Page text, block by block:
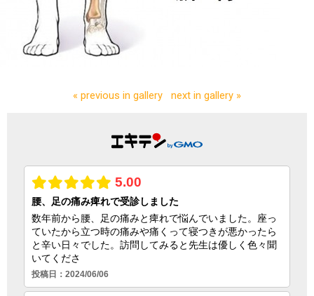
« previous in gallery next in gallery »